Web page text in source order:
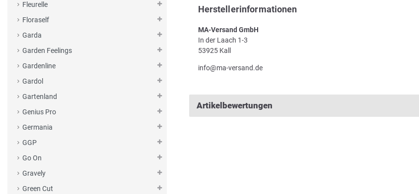
Fleurelle
Floraself
Garda
Garden Feelings
Gardenline
Gardol
Gartenland
Genius Pro
Germania
GGP
Go On
Gravely
Green Cut
Herstellerinformationen
MA-Versand GmbH
In der Laach 1-3
53925 Kall
info@ma-versand.de
Artikelbewertungen